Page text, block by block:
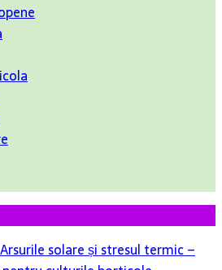
Arsurile solare și stresul termic –